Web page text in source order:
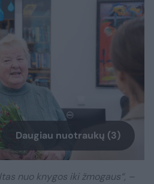
Daugiau nuotraukų (3)
nuo knygos iki žmogaus“, –